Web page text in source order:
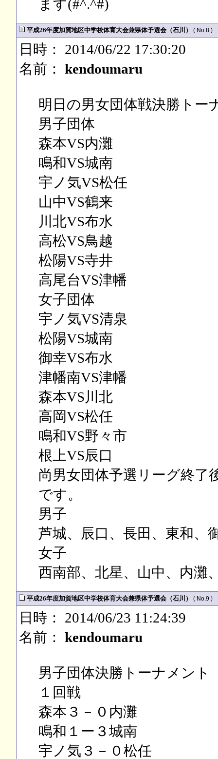
ます(#^.^#)
平成26年度加賀地区中学校体育大会兼県体予選会（石川） ( No.8 )
日時： 2014/06/22 17:30:20
名前： kendoumaru
明日の男女団体戦決勝トー
男子団体
森本VS内灘
鳴和VS城南
宇ノ気VS松任
山中VS鶴来
川北VS布水
高松VS鳥越
松陽VS寺井
高尾台VS津幡
女子団体
宇ノ気VS清泉
松陽VS城南
御幸VS布水
津幡南VS津幡
森本VS川北
高岡VS松任
鳴和VS野々市
根上VS辰口
尚男女団体予選リーグ終了
です。
男子
芦城、辰口、長田、東和、
女子
西南部、北星、山中、内灘
平成26年度加賀地区中学校体育大会兼県体予選会（石川） ( No.9 )
日時： 2014/06/23 11:24:39
名前： kendoumaru
男子団体決勝トーナメント
１回戦
森本３－０内灘
鳴和１ー３城南
宇ノ気３－０松任